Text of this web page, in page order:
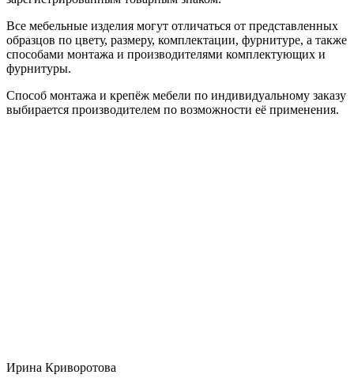
Все мебельные изделия могут отличаться от представленных
образцов по цвету, размеру, комплектации, фурнитуре, а также
способами монтажа и производителями комплектующих и
фурнитуры.
Способ монтажа и крепёж мебели по индивидуальному заказу
выбирается производителем по возможности её применения.
Ирина Криворотова